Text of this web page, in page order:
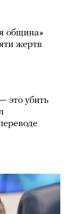
община»
жертв
это убить